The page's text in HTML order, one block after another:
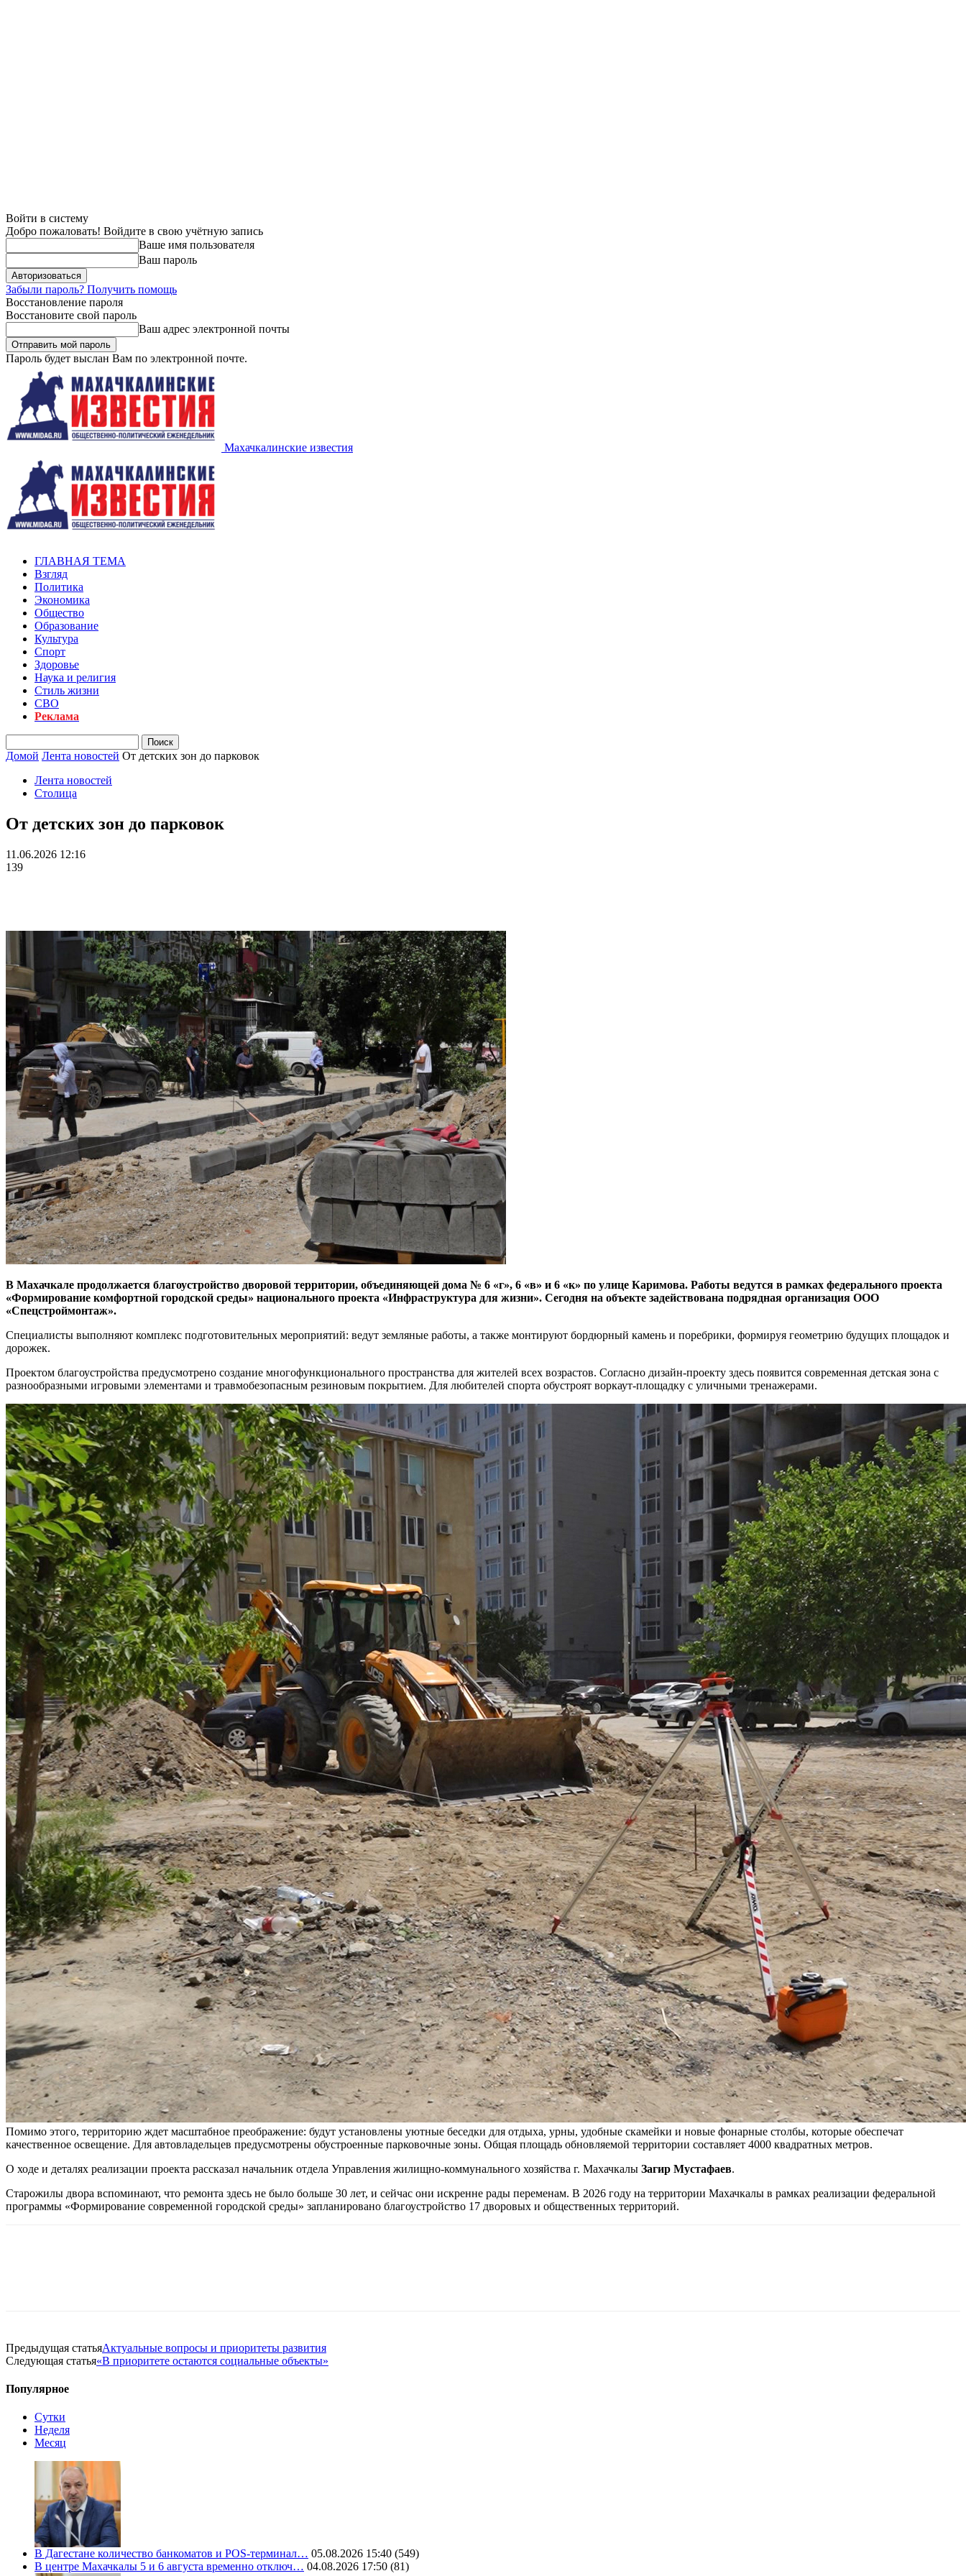
Войти в систему
Добро пожаловать! Войдите в свою учётную запись
Ваше имя пользователя
Ваш пароль
Забыли пароль? Получить помощь
Восстановление пароля
Восстановите свой пароль
Ваш адрес электронной почты
Пароль будет выслан Вам по электронной почте.
Махачкалинские известия
ГЛАВНАЯ ТЕМА
Взгляд
Политика
Экономика
Общество
Образование
Культура
Спорт
Здоровье
Наука и религия
Стиль жизни
СВО
Реклама
Домой Лента новостей От детских зон до парковок
Лента новостей
Столица
От детских зон до парковок
11.06.2026 12:16
139
В Махачкале продолжается благоустройство дворовой территории, объединяющей дома № 6 «г», 6 «в» и 6 «к» по улице Каримова. Работы ведутся в рамках федерального проекта
«Формирование комфортной городской среды» национального проекта «Инфраструктура для жизни». Сегодня на объекте задействована подрядная организация ООО
«Спецстроймонтаж».
Специалисты выполняют комплекс подготовительных мероприятий: ведут земляные работы, а также монтируют бордюрный камень и поребрики, формируя геометрию будущих площадок и
дорожек.
Проектом благоустройства предусмотрено создание многофункционального пространства для жителей всех возрастов. Согласно дизайн-проекту здесь появится современная детская зона с
разнообразными игровыми элементами и травмобезопасным резиновым покрытием. Для любителей спорта обустроят воркаут-площадку с уличными тренажерами.
Помимо этого, территорию ждет масштабное преображение: будут установлены уютные беседки для отдыха, урны, удобные скамейки и новые фонарные столбы, которые обеспечат
качественное освещение. Для автовладельцев предусмотрены обустроенные парковочные зоны. Общая площадь обновляемой территории составляет 4000 квадратных метров.
О ходе и деталях реализации проекта рассказал начальник отдела Управления жилищно-коммунального хозяйства г. Махачкалы Загир Мустафаев.
Старожилы двора вспоминают, что ремонта здесь не было больше 30 лет, и сейчас они искренне рады переменам. В 2026 году на территории Махачкалы в рамках реализации федеральной
программы «Формирование современной городской среды» запланировано благоустройство 17 дворовых и общественных территорий.
Предыдущая статьяАктуальные вопросы и приоритеты развития
Следующая статья«В приоритете остаются социальные объекты»
Популярное
Сутки
Неделя
Месяц
В Дагестане количество банкоматов и POS-терминал… 05.08.2026 15:40 (549)
В центре Махачкалы 5 и 6 августа временно отключ… 04.08.2026 17:50 (81)